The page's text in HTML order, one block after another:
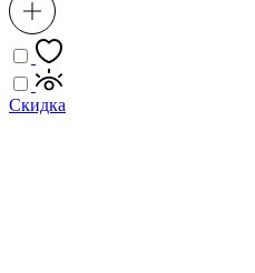
Скидка